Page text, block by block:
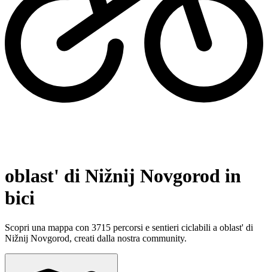
oblast' di Nižnij Novgorod in
bici
Scopri una mappa con 3715 percorsi e sentieri ciclabili a oblast' di
Nižnij Novgorod, creati dalla nostra community.